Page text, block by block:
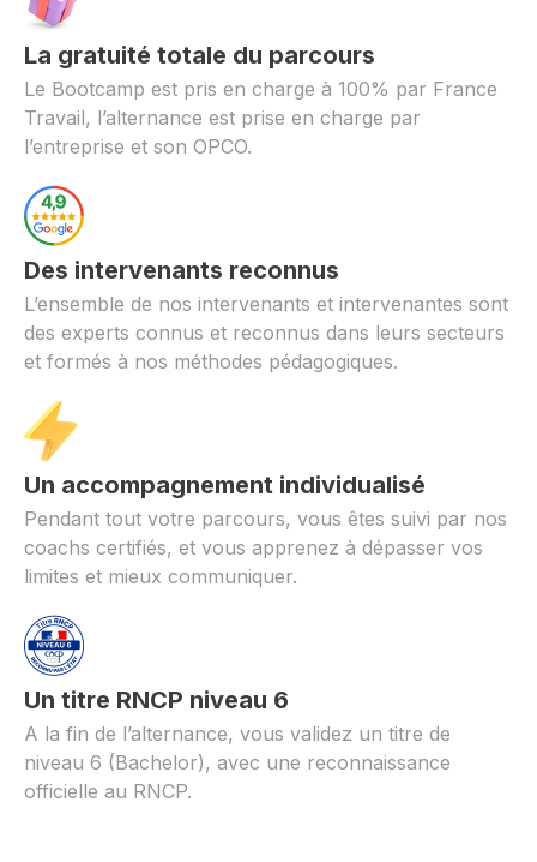
La gratuité totale du parcours
Le Bootcamp est pris en charge à 100% par France
Travail, l’alternance est prise en charge par
l’entreprise et son OPCO.
Des intervenants reconnus
L’ensemble de nos intervenants et intervenantes sont
des experts connus et reconnus dans leurs secteurs
et formés à nos méthodes pédagogiques.
Un accompagnement individualisé
Pendant tout votre parcours, vous êtes suivi par nos
coachs certifiés, et vous apprenez à dépasser vos
limites et mieux communiquer.
Un titre RNCP niveau 6
A la fin de l’alternance, vous validez un titre de
niveau 6 (Bachelor), avec une reconnaissance
officielle au RNCP.